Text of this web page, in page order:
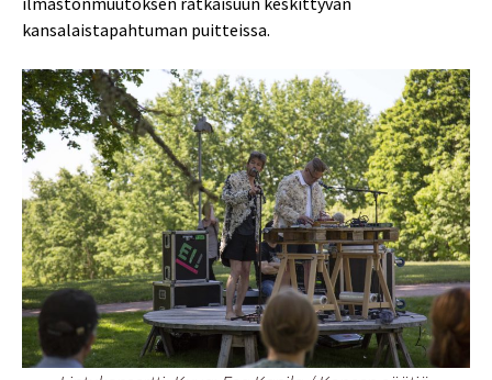
kansalaistapahtuman puitteissa.